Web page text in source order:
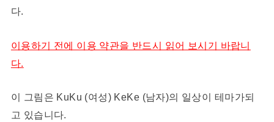
다.
이용하기 전에 이용 약관을 반드시 읽어 보시기 바랍니
다.
이 그림은 KuKu (여성) KeKe (남자)의 일상이 테마가되
고 있습니다.